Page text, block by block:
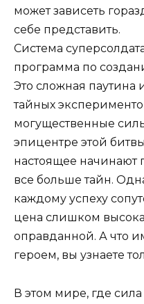
может зависеть
себе представить.
Система
программа по
Это сложная паутина
тайных
могущественные
эпицентре этой
настоящее начинают
все больше тайн.
каждому успеху
цена слишком
оправданной. А что
героем, вы узнаете
В этом мире, где